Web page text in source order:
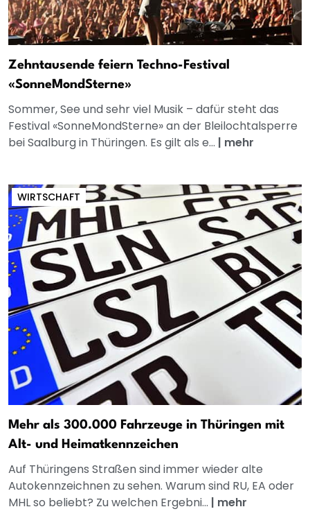
Zehntausende feiern Techno-Festival
«SonneMondSterne»
Sommer, See und sehr viel Musik – dafür steht das
Festival «SonneMondSterne» an der Bleilochtalsperre
bei Saalburg in Thüringen. Es gilt als e... | mehr
WIRTSCHAFT
Mehr als 300.000 Fahrzeuge in Thüringen mit
Alt- und Heimatkennzeichen
Auf Thüringens Straßen sind immer wieder alte
Autokennzeichnen zu sehen. Warum sind RU, EA oder
MHL so beliebt? Zu welchen Ergebni... | mehr